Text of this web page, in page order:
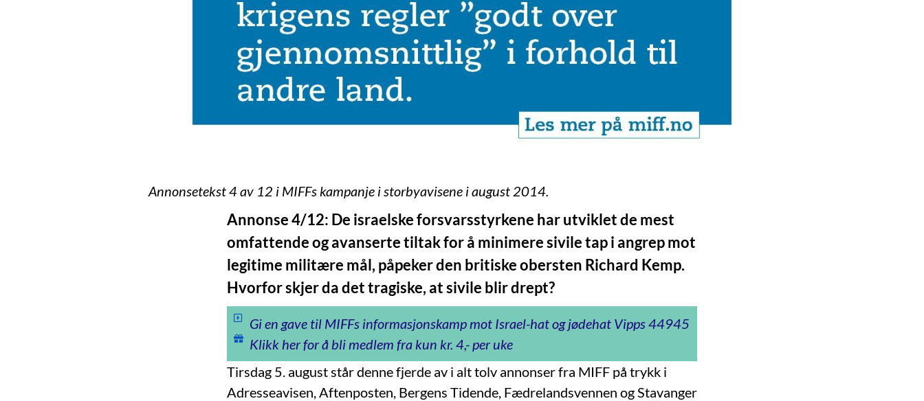
Annonsetekst 4 av 12 i MIFFs kampanje i storbyavisene i august 2014.
Annonse 4/12: De israelske forsvarsstyrkene har utviklet de mest
omfattende og avanserte tiltak for å minimere sivile tap i angrep mot
legitime militære mål, påpeker den britiske obersten Richard Kemp.
Hvorfor skjer da det tragiske, at sivile blir drept?
Gi en gave til MIFFs informasjonskamp mot Israel-hat og jødehat Vipps 44945
Klikk her for å bli medlem fra kun kr. 4,- per uke
Tirsdag 5. august står denne fjerde av i alt tolv annonser fra MIFF på trykk i
Adresseavisen, Aftenposten, Bergens Tidende, Fædrelandsvennen og Stavanger